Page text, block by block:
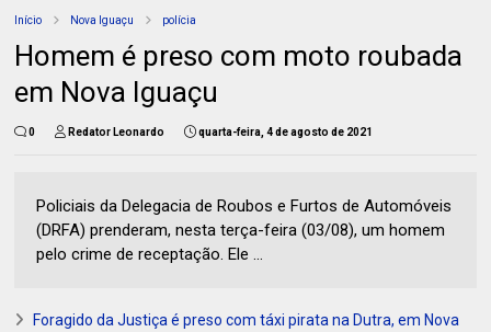
Início Nova Iguaçu polícia
Homem é preso com moto roubada
em Nova Iguaçu
0 Redator Leonardo quarta-feira, 4 de agosto de 2021
Policiais da Delegacia de Roubos e Furtos de Automóveis
(DRFA) prenderam, nesta terça-feira (03/08), um homem
pelo crime de receptação. Ele ...
Foragido da Justiça é preso com táxi pirata na Dutra, em Nova